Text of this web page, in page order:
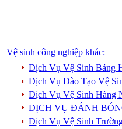
Vệ sinh công nghiệp khác:
Dịch Vụ Vệ Sinh Bảng
Dịch Vụ Đào Tạo Vệ
Dịch Vụ Vệ Sinh Hàng
DỊCH VỤ ĐÁNH
Dịch Vụ Vệ Sinh